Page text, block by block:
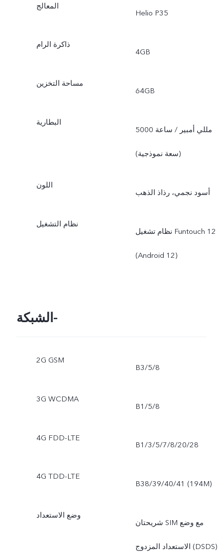
المعالج
Helio P35
ذاكرة الرام
4GB
مساحة التخزين
64GB
البطارية
5000 مللي أمبير / ساعة
(سعة نموذجية)
اللون
أسود نجمي، رذاذ الذهب
نظام التشغيل
نظام تشغيل ‎Funtouch 12‏
(‎Android 12‏)
الشبكة-
2G GSM
B3/5/8
3G WCDMA
B1/5/8
4G FDD-LTE
B1/3/5/7/8/20/28
4G TDD-LTE
B38/39/40/41 (194M)
وضع الاستعداد
شريحتان SIM مع وضع
الاستعداد المزدوج (DSDS)